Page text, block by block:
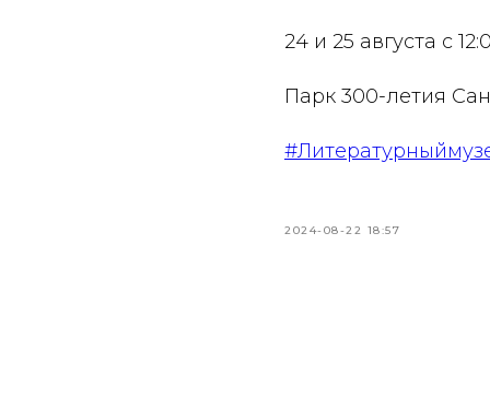
24 и 25 августа с
Парк 300-летия
2024-08-22 18:57